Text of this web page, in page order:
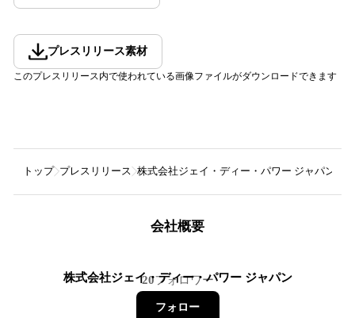
プレスリリース素材
このプレスリリース内で使われている画像ファイルがダウンロードできます
トップ プレスリリース 株式会社ジェイ・ディー・パワー ジャパン
会社概要
株式会社ジェイ・ディー・パワー ジャパン
20フォロワー
フォロー